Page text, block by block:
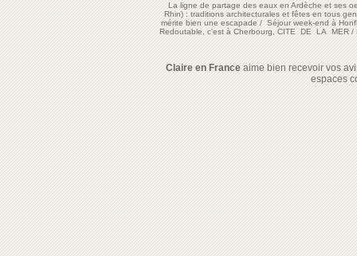
La ligne de partage des eaux en Ardèche et ses
Rhin) : traditions architecturales et fêtes en tous
mérite bien une escapade/Séjour week-end à
Redoutable, c'est à Cherbourg, CITE DE LA MER/
Claire en Franceaime bien recevoir vos
espaces